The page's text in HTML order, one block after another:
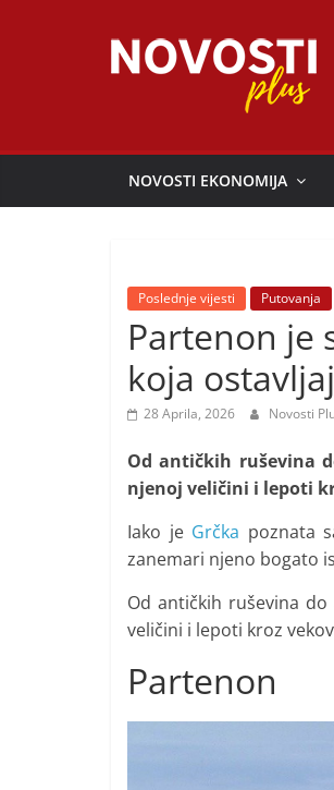
Novosti
Plus
NOVOSTI EKONOMIJA
Poslednje vijesti Putovanja
Partenon je
koja
28 Aprila, 2026 Novosti
Od antičkih ruševina
njenoj veličini i lepoti
Iako je Grčka poznata
zanemari njeno bogato
Od antičkih ruševina
veličini i lepoti kroz
Partenon